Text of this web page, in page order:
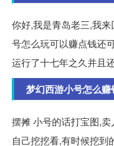
你好,我是青岛老三,我
号怎么玩可以赚点钱还
运行了十七年之久并且
梦幻西游小号怎么
摆摊 小号的话打宝图,
自己挖挖看,有时候挖到